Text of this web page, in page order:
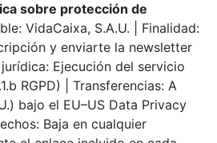
sobre protección de
VidaCaixa, S.A.U. | Finalidad:
y enviarte la newsletter
Ejecución del servicio
RGPD) | Transferencias: A
bajo el EU–US Data Privacy
Baja en cualquier